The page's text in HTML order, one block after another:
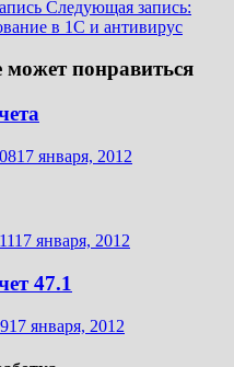
Следующая запись:
в 1С и антивирус
понравиться
17 января, 2012
17 января, 2012
47.1
17 января, 2012